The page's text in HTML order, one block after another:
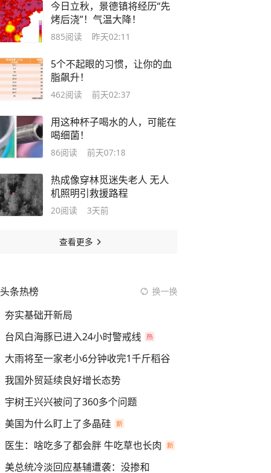
今日立秋，景德镇将经历“先
烤后浇”！气温大降！
885阅读 昨天02:11
5个不起眼的习惯，让你的血
脂飙升！
462阅读 前天02:37
用这种杯子喝水的人，可能在
喝细菌！
86阅读 前天07:18
热成像穿林觅迷失老人 无人
机照明引救援路程
20阅读 3天前
查看更多
头条热榜 换一换
夯实基础开新局
台风白海豚已进入24小时警戒线
大雨将至一家老小6分钟收完1千斤稻谷
我国外贸延续良好增长态势
宇树王兴兴被问了360多个问题
美国为什么盯上了多晶硅
医生：啥吃多了都会胖 牛吃草也长肉
美总统冷淡回应基辅遭袭：没掺和